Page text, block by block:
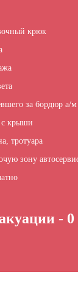
крюк
за бордюр а/м
с крыши
тротуара
зону
- 0